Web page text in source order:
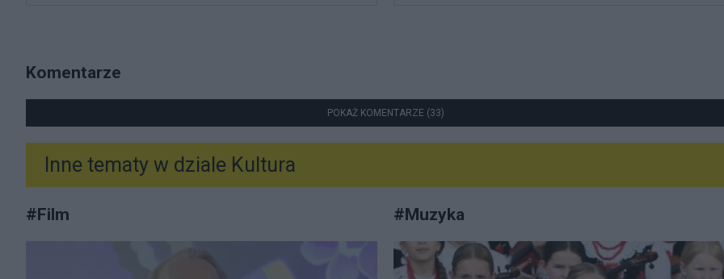
Komentarze
POKAŻ KOMENTARZE (33)
Inne tematy w dziale Kultura
#Film #Muzyka